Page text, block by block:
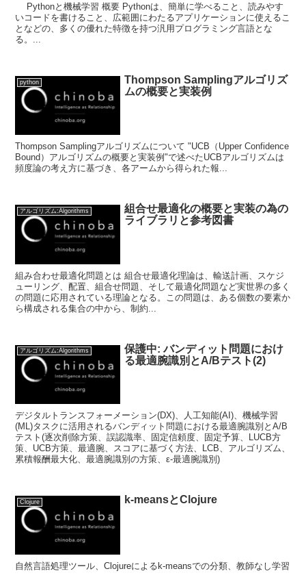
Pythonと機械学習 概要 Pythonは、簡単に学べること、読みやす
いコードを書けること、広範囲にわたるアプリケーションに使えるこ
となどの、多くの優れた特徴を持つ汎用プログラミング言語とな
る。...
python
Thompson Samplingアルゴリズ
ムの概要と実装例
Thompson Samplingアルゴリズムについて "UCB（Upper Confidence
Bound）アルゴリズムの概要と実装例"で述べたUCBアルゴリズムは
頻度論の考え方に基づき、各アームから得られた報...
アルゴリズム:Algorithms
組合せ最適化の概要と実装の為の
ライブラリと参考図書
組み合わせ最適化問題とは 組合せ最適化理論は、輸送計画、スケジ
ューリング、配置、組合せ問題、そして最適化問題など実世界の多く
の問題に応用されている理論となる。この問題は、ある個数の要素か
ら構成される集合の中から、制約...
アルゴリズム:Algorithms
保護中: バンディット問題におけ
る最適腕識別とA/Bテスト(2)
デジタルトランスフォーメーション(DX)、人工知能(AI)、機械学習
(ML)タスクに活用されるバンディット問題における最適腕識別とA/B
テスト(逐次削除方策、誤認識率、固定信頼度、固定予算、LUCB方
策、UCB方策、最適腕、スコアに基づく方法、LCB、アルゴリズム、
累積報酬最大化、最適腕識別の方策、ε-最適腕識別)
Clojure k-meansとClojure
自然言語処理ツール、Clojureによるk-meansでの分類、教師なし学習